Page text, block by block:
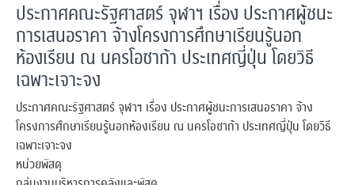
ประกาศคณะรัฐศาสตร์ จุฬาฯ เรื่อง ประกาศผู้ชนะ
การเสนอราคา จ้างโครงการศึกษาเรียนรู้นอก
ห้องเรียน ณ นครโอซาก้า ประเทศญี่ปุ่น โดยวิธี
เฉพาะเจาะจง
ประกาศคณะรัฐศาสตร์ จุฬาฯ เรื่อง ประกาศผู้ชนะการเสนอราคา จ้าง
โครงการศึกษาเรียนรู้นอกห้องเรียน ณ นครโอซาก้า ประเทศญี่ปุ่น โดยวิธี
เฉพาะเจาะจง
หน่วยพัสดุ